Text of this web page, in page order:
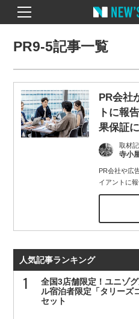
PR9-5記事一覧
PR会社
トに報
果保証
取材
寺小
PR会社や広
イアントに
人気記事ランキング
全国3店舗限定！ユニゾ
ル宿泊者限定「タリーズ
セット